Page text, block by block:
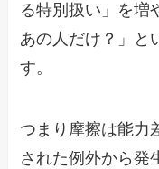
る特別扱い」を増
あの人だけ？」と
す。
つまり摩擦は能力
された例外から発